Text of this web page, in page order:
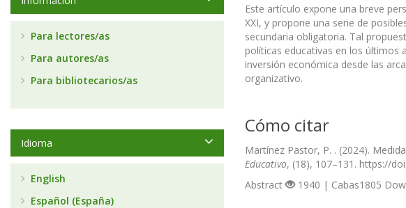
Este artículo expone una breve
XXI, y propone una serie de
secundaria obligatoria. Tal
políticas educativas en los últimos
inversión económica desde las
organizativo.
Cómo citar
Martínez Pastor, P. . (2024).
Educativo, (18), 107–131. https://
Abstract 1940 | Cabas1805
Para lectores/as
Para autores/as
Para bibliotecarios/as
Idioma
English
Español (España)